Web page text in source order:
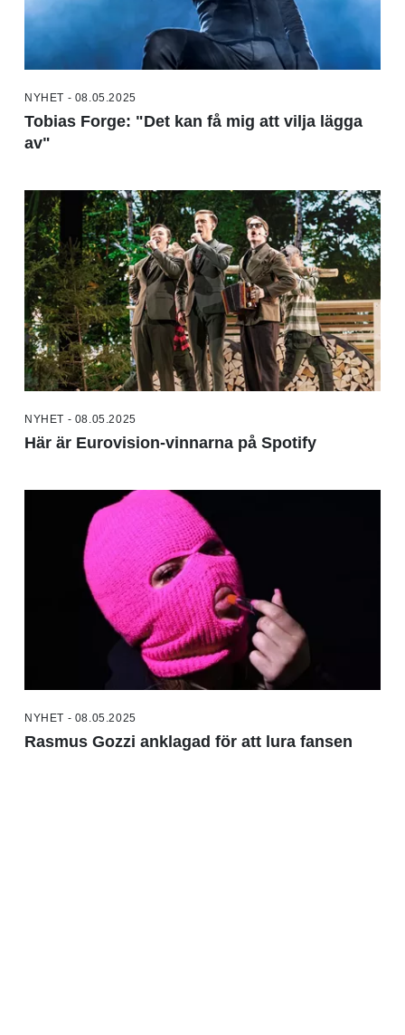
NYHET - 08.05.2025
Tobias Forge: "Det kan få mig att vilja lägga
av"
NYHET - 08.05.2025
Här är Eurovision-vinnarna på Spotify
NYHET - 08.05.2025
Rasmus Gozzi anklagad för att lura fansen